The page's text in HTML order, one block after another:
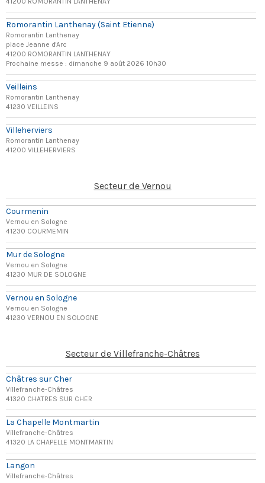
Romorantin Lanthenay (Saint Etienne)
Romorantin Lanthenay
place Jeanne d'Arc
41200 ROMORANTIN LANTHENAY
Prochaine messe : dimanche 9 août 2026 10h30
Veilleins
Romorantin Lanthenay
41230 VEILLEINS
Villeherviers
Romorantin Lanthenay
41200 VILLEHERVIERS
Secteur de Vernou
Courmenin
Vernou en Sologne
41230 COURMEMIN
Mur de Sologne
Vernou en Sologne
41230 MUR DE SOLOGNE
Vernou en Sologne
Vernou en Sologne
41230 VERNOU EN SOLOGNE
Secteur de Villefranche-Châtres
Châtres sur Cher
Villefranche-Châtres
41320 CHATRES SUR CHER
La Chapelle Montmartin
Villefranche-Châtres
41320 LA CHAPELLE MONTMARTIN
Langon
Villefranche-Châtres